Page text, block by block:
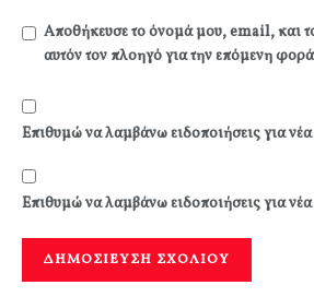
Αποθήκευσε το όνομά μου, email, και
αυτόν τον πλοηγό για την επόμενη
Επιθυμώ να λαμβάνω ειδοποιήσεις για
Επιθυμώ να λαμβάνω ειδοποιήσεις για